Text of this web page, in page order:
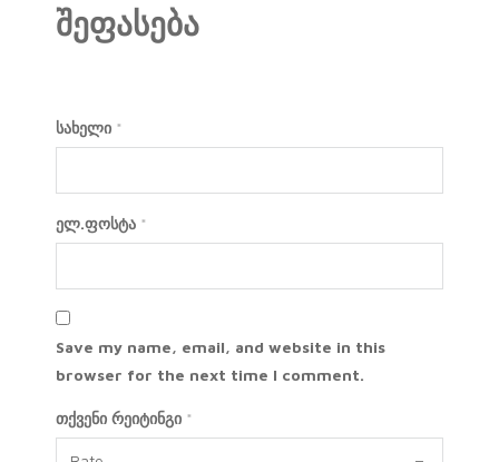
შეფასება
სახელი *
ელ.ფოსტა *
Save my name, email, and website in this
browser for the next time I comment.
თქვენი რეიტინგი *